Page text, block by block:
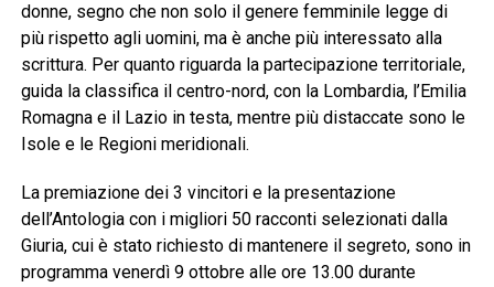
donne, segno che non solo il genere femminile legge di
più rispetto agli uomini, ma è anche più interessato alla
scrittura. Per quanto riguarda la partecipazione territoriale,
guida la classifica il centro-nord, con la Lombardia, l’Emilia
Romagna e il Lazio in testa, mentre più distaccate sono le
Isole e le Regioni meridionali.
La premiazione dei 3 vincitori e la presentazione
dell’Antologia con i migliori 50 racconti selezionati dalla
Giuria, cui è stato richiesto di mantenere il segreto, sono in
programma venerdì 9 ottobre alle ore 13.00 durante